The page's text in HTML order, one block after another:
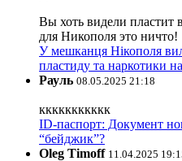
Вы хоть видели пластит
для Никополя это ничто!
У мешканця Нікополя
пластиду та наркотики
Рауль 08.05.2025 21:18
ккккккккккк
ID-паспорт: Документ
“бейджик”?
Oleg Timoff 11.04.2025